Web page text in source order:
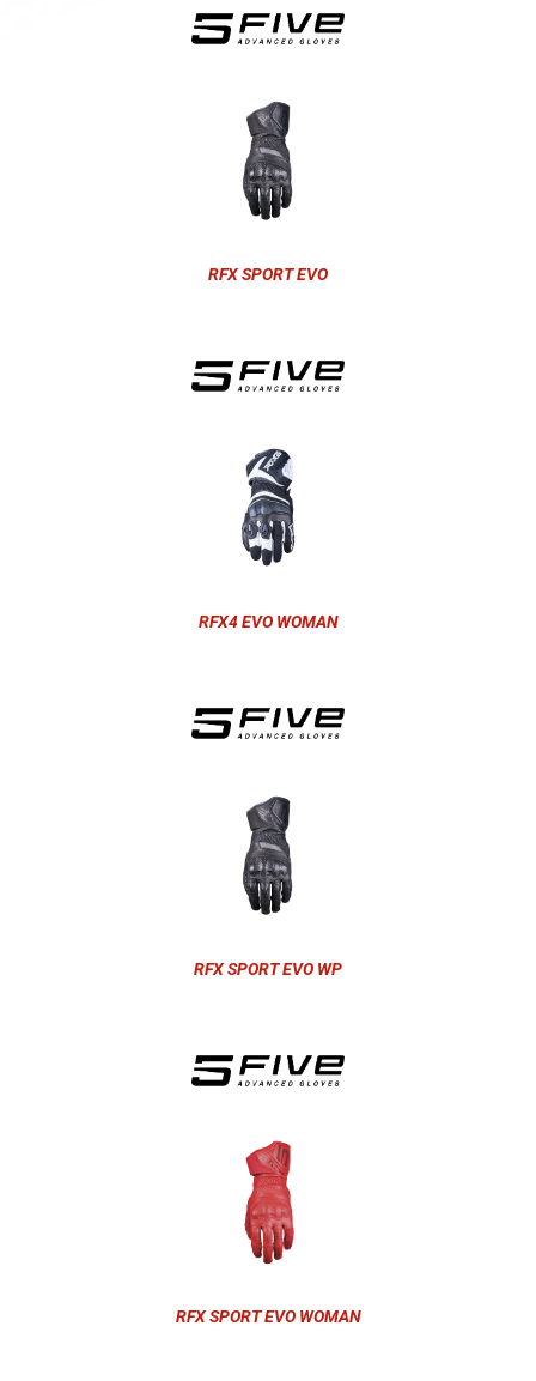
RFX SPORT EVO
RFX4 EVO WOMAN
RFX SPORT EVO WP
RFX SPORT EVO WOMAN